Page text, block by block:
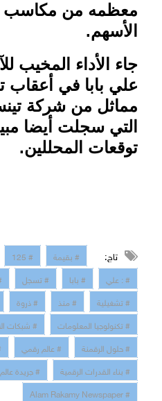
معظمه من مكاسب
الأسهم.
جاء الأداء المخيب
علي بابا في أعقاب
مماثل من شركة
التي سجلت أيضا
توقعات المحللين.
تاج: # بقيمة # 125
# : علي
# بابا # تسجل
# تشغيلية
# منذ # ذروة
# تكنولوجيا المعلومات
# شبكات
# حلول الرقمنة
# عالم رقمي
# بناء القدرات الرقمية
# جريدة
# Alam Rakamy Newspaper